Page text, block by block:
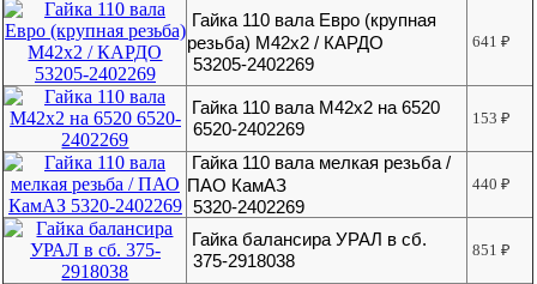
Гайка 110 вала Евро (крупная
резьба) М42х2 / КАРДО
53205-2402269
641₽
Гайка 110 вала М42х2 на 6520
6520-2402269
153₽
Гайка 110 вала мелкая резьба /
ПАО КамАЗ
5320-2402269
440₽
Гайка балансира УРАЛ в сб.
375-2918038
851₽